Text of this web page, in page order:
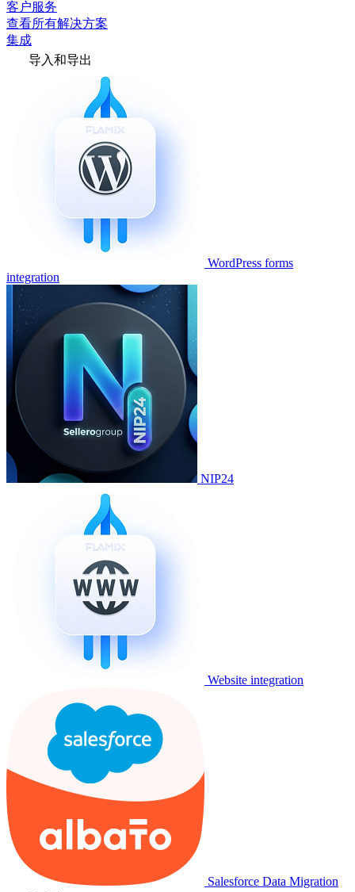
客户服务
查看所有解决方案
集成
导入和导出
WordPress forms
integration
NIP24
Website integration
Salesforce Data Migration